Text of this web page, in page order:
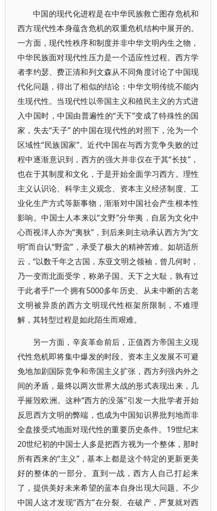
中国的现代化进程是在中华民族救亡图存危机和
西方现代性本身蕴含危机的双重危机结构中展开的。
一方面，现代性秩序和制度并非中华文明内生之物，
中华民族面对现代性压力是一个适应性过程。西方学
者李约瑟、费正清和列文森从不同角度讨论了中国现
代化问题，得出了相似的结论：中华文明传统不能内
生现代性。当现代性以帝国主义和殖民主义的方式进
入中国时，中国由普遍性的“天下”变成了特殊性的国
家，失去“天子” 的中国在现代性的对照下，沦为一个
区域性“民族国家”。近代中国在与西方竞争失败的过
程中逐渐意识到，西方的强大并非仅在于其“长技”，
也在于其制度和文化，于是开始全面学习西方。理性
主义认识论、科学主义观念、资本主义经济制度、工
业化生产方式等新事物，渐渐对中国社会产生根本性
影响。中国士人本来以“文野”分华夷，自居为文化中
心而视洋人亦为“夷狄”，到后来则主动承认西方为“文
明”而自认“野蛮”，承受了极大的精神苦难。如胡适所
云，“以数千年之古国，东亚文明之领袖，曾几何时，
乃一变而北面受学，称弟子国。天下之大耻，孰有过
于此者乎!”一个拥有5000多年历史、从未中断的古老
文明被异质的西方文明现代性框架所限制，不难理
解，其转型过程是如此陌生而艰难。
另一方面，辛亥革命前后，正值西方帝国主义现
代性危机即将集中爆发的时段。资本主义发展不可避
免地加剧国际竞争和帝国主义扩张，西方列强内外之
间的矛盾，最终以两次世界大战的形式表现出来，几
乎摧毁欧洲。这种“西方的没落”引发一大批学者开始
反思西方文明的弊端，也成为中国知识界批判地而非
全盘接受式地面对现代性的重要历史条件。19世纪末
20世纪初的中国士人多是把西方视为一个整体，那时
所有西来的“主义”，基本上都是这个特定的更新更美
好的整体的一部分。直到一战，西方人自己打起来
了，提供美好未来希望的蓝本自身出现大问题。不少
中国人这才发现“西方”在分裂、在破产，严复就对西